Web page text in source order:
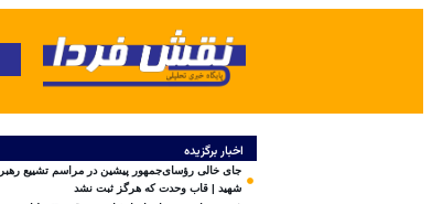
اخبار برگزیده
جای خالی رؤسای‌جمهور پیشین در مراسم تشییع رهبر
شهید | قاب وحدت که هرگز ثبت نشد